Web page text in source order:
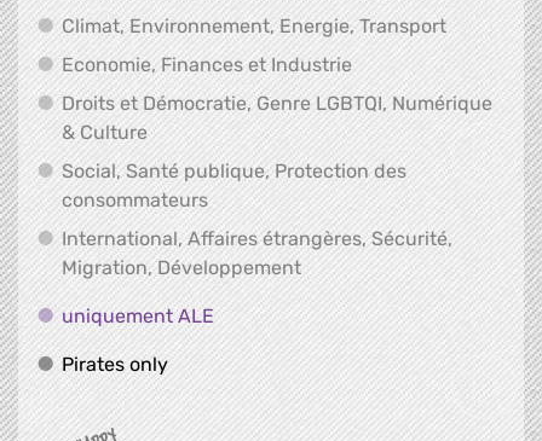
Climat, Environnement, Energie, TransportClimat,
Economie, Finances et IndustrieEconomie, Finances
Droits et Démocratie, Genre LGBTQI, Numérique
& Culture Droits et Démocratie, Genre LGBTQI,
Social, Santé publique, Protection des
consommateursSocial, Santé publique, Protection
International, Affaires étrangères, Sécurité,
Migration, DéveloppementInternational, Affaires
uniquement ALEuniquement ALE
Pirates onlyPirates only